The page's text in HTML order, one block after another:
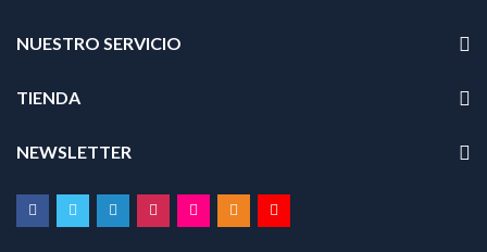
NUESTRO SERVICIO
TIENDA
NEWSLETTER